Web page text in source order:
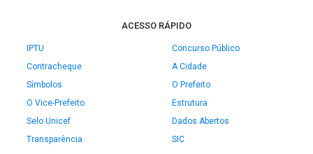
ACESSO RÁPIDO
IPTU
Concurso Público
Contracheque
A Cidade
Símbolos
O Prefeito
O Vice-Prefeito
Estrutura
Selo Unicef
Dados Abertos
Transparência
SIC